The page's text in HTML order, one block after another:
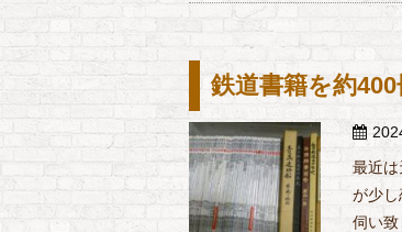
鉄道書籍を約
最近
が少
伺い